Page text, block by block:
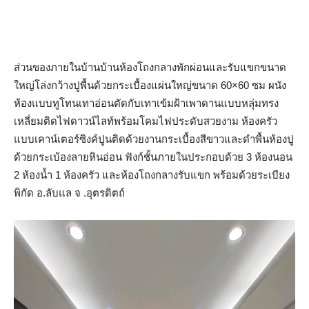
ส่วนของภายในบ้านบ้านห้องโถงกลางพักผ่อนและรับแขกขนาด
ใหญ่โล่งกว้างปูพื้นด้วยกระเบื้องแผ่นใหญ่ขนาด 60×60 ซม ผนัง
ห้องแบบทูโทนเทาอ่อนตัดกับเทาเข้มฝ้าเพาดานแบบหลุ่มทรง
เหลี่ยมติดไฟดาวน์ไลท์พร้อมโคมไฟประดับสวยงาม ห้องครัว
แบบเคาน์เตอร์ซิงค์ปูนติดด้วยงานกระเบื้องสีขาวและดำพื้นห้องปู
ด้วยกระเบ้องลายหินอ่อน ฟังก์ชั้นภายในประกอบด้วย 3 ห้องนอน
2 ห้องน้ำ 1 ห้องครัว และห้องโถงกลางรับแขก พร้อมด้วยระเบียง
พิกัด อ.ลับแล จ .อุตรดิตถ์